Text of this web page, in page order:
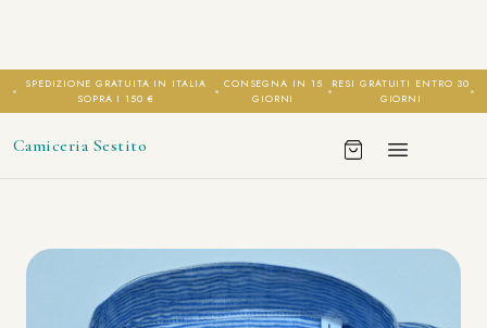
SPEDIZIONE GRATUITA IN ITALIA
SOPRA I 150 €
CONSEGNA IN 15
GIORNI
RESI GRATUITI ENTRO 30
GIORNI
Camiceria Sestito